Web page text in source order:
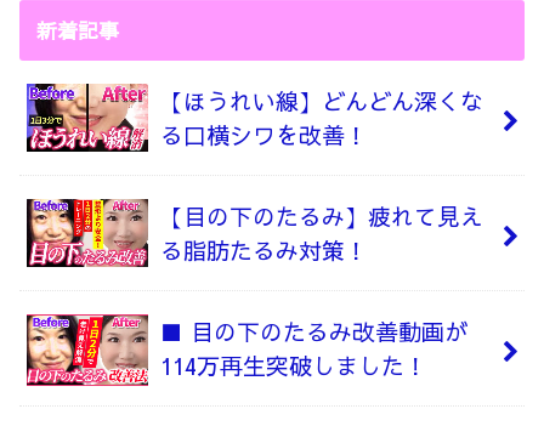
新着記事
【ほうれい線】どんどん深くな
る口横シワを改善！
【目の下のたるみ】疲れて見え
る脂肪たるみ対策！
■ 目の下のたるみ改善動画が
114万再生突破しました！